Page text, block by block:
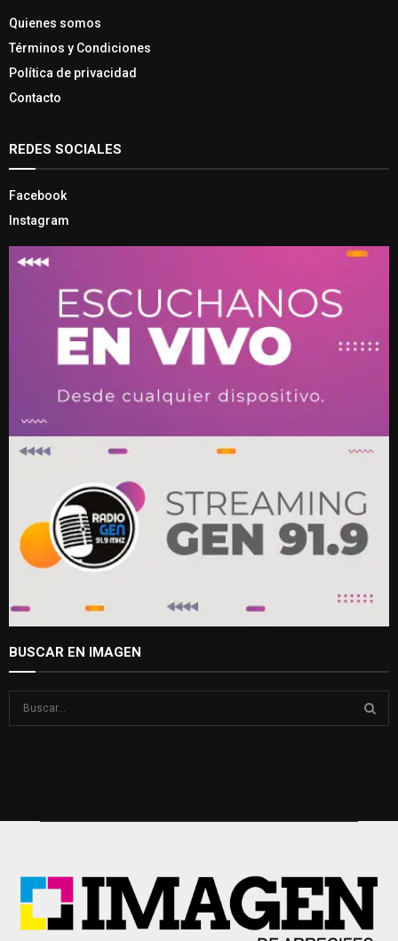
Quienes somos
Términos y Condiciones
Política de privacidad
Contacto
REDES SOCIALES
Facebook
Instagram
BUSCAR EN IMAGEN